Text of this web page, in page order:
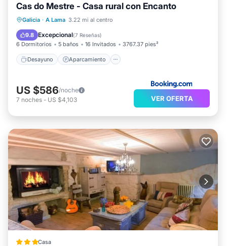
Cas do Mestre - Casa rural con Encanto
Galicia · A Lama 3.22 mi al centro
9.8 Excepcional(7 Reseñas)
6 Dormitorios 5 baños 16 Invitados 3767.37 pies²
Desayuno Aparcamiento
Desayuno Aparcamiento
Balcón/Terraza
US $586/noche
7 noches - US $4,103 VER OFERTA
Casa